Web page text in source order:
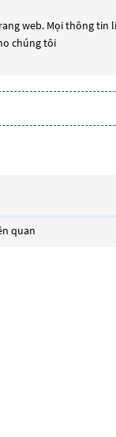
web. Mọi thông
chúng tôi
quan